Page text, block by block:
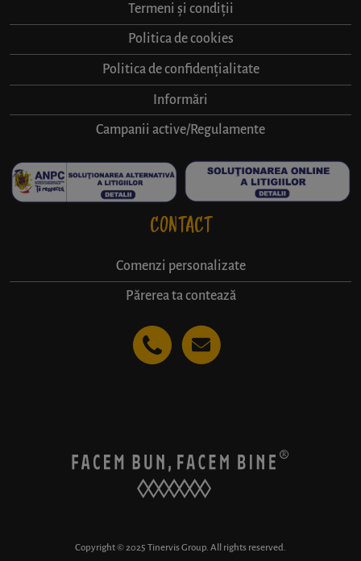
Termeni și condiții
Politica de cookies
Politica de confidențialitate
Informări
Campanii active/Regulamente
CONTACT
Comenzi personalizate
Părerea ta contează
Copyright © 2025 Tinervis Group. All rights reserved.